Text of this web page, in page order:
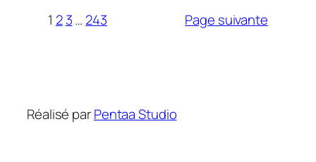
1 2 3… 243 Page suivante
Réalisé parPentaa Studio